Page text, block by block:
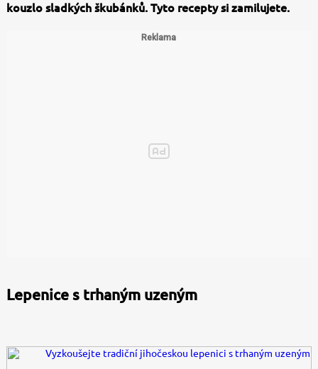
kouzlo sladkých škubánků. Tyto recepty si zamilujete.
Lepenice s trhaným uzeným